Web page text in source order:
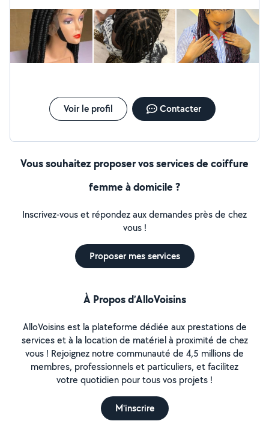
Voir le profil Contacter
Vous souhaitez proposer vos services de coiffure
femme à domicile ?
Inscrivez-vous et répondez aux demandes près de chez
vous !
Proposer mes services
À Propos d’AlloVoisins
AlloVoisins est la plateforme dédiée aux prestations de
services et à la location de matériel à proximité de chez
vous ! Rejoignez notre communauté de 4,5 millions de
membres, professionnels et particuliers, et facilitez
votre quotidien pour tous vos projets !
M'inscrire